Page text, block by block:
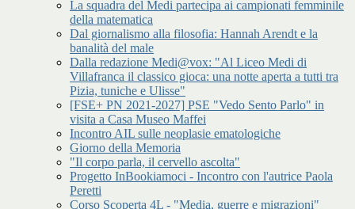
La squadra del Medi partecipa ai campionati femminile
della matematica
Dal giornalismo alla filosofia: Hannah Arendt e la
banalità del male
Dalla redazione Medi@vox: "Al Liceo Medi di
Villafranca il classico gioca: una notte aperta a tutti tra
Pizia, tuniche e Ulisse"
[FSE+ PN 2021-2027] PSE "Vedo Sento Parlo" in
visita a Casa Museo Maffei
Incontro AIL sulle neoplasie ematologiche
Giorno della Memoria
"Il corpo parla, il cervello ascolta"
Progetto InBookiamoci - Incontro con l'autrice Paola
Peretti
Corso Scoperta 4L - "Media, guerre e migrazioni"